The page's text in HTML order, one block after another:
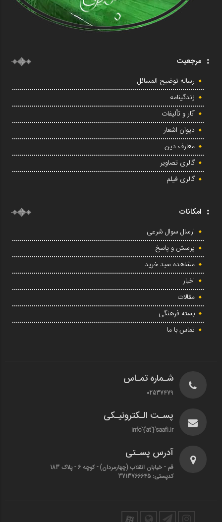
مرجعیت
رساله توضیح المسائل
زندگینامه
آثار و تألیفات
دیوان اشعار
معارف دین
گالری تصاویر
گالری فیلم
امکانات
ارسال سوال شرعی
پرسش و پاسخ
مشاهده سبد خرید
اخبار
مقالات
بسته فرهنگی
تماس با ما
شـماره تمـاس
02537479
پسـت الـکترونیـکی
info`{`at`}`saafi.ir
آدرس پسـتی
قم - خیابان انقلاب (چهارمردان)‌ - کوچه 6 - پلاک 183
کدپستی: 3713766645